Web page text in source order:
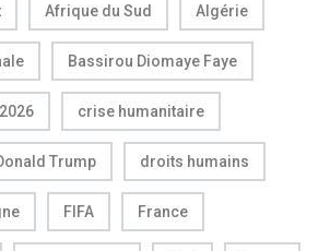
Afrique du Sud Algérie
Bassirou Diomaye Faye
crise humanitaire
Trump droits humains
FIFA France